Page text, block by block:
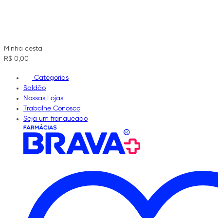
Minha cesta
R$ 0,00
Categorias
Saldão
Nossas Lojas
Trabalhe Conosco
Seja um franqueado